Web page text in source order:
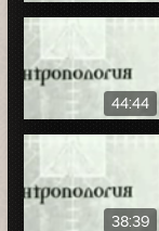
44:44
38:39